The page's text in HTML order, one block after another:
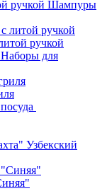
Шампуры
ручкой
Наборы для
Узбекский